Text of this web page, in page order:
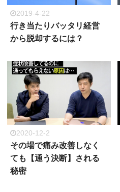
2019-4-22
行き当たりバッタリ経営
から脱却するには？
2020-12-2
その場で痛み改善しなく
ても【通う決断】される
秘密